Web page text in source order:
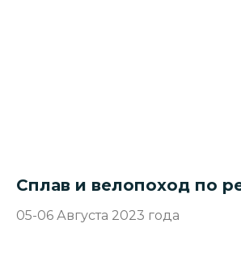
Сплав и велопоход по
05-06 Августа 2023 года